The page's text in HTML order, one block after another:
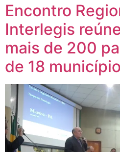
Encontro
Interlegis
mais de 200
de 18